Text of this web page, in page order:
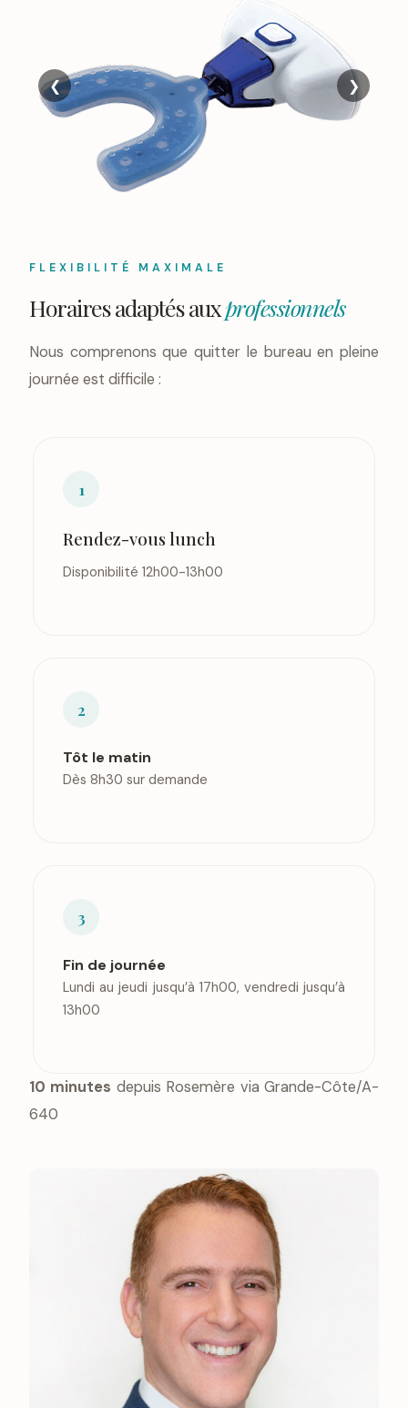
❮ ❯
FLEXIBILITÉ MAXIMALE
Horaires adaptés auxprofessionnels
Nous comprenons que quitter le bureau en pleine
journée est difficile :
1
Rendez-vous lunch
Disponibilité 12h00-13h00
2
Tôt le matin
Dès 8h30 sur demande
3
Fin de journée
Lundi au jeudi jusqu’à 17h00, vendredi jusqu’à
13h00
10 minutes depuis Rosemère via Grande-Côte/A-
640